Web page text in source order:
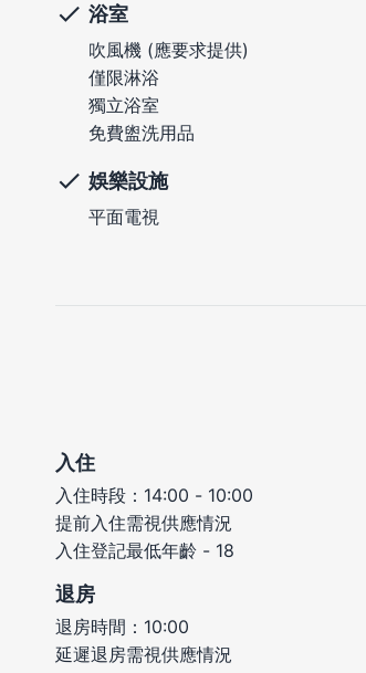
浴室
吹風機 (應要求提供)
僅限淋浴
獨立浴室
免費盥洗用品
娛樂設施
平面電視
入住
入住時段：14:00 - 10:00
提前入住需視供應情況
入住登記最低年齡 - 18
退房
退房時間：10:00
延遲退房需視供應情況